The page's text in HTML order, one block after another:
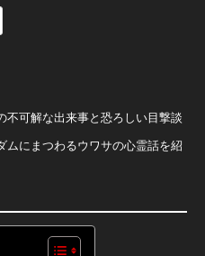
不可解な出来事と恐ろしい目撃談
ムにまつわるウワサの心霊話を紹